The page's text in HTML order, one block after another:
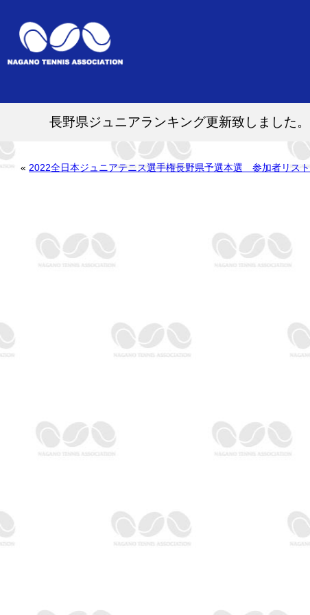
長野県ジュニアランキング更新致しました。
« 2022全日本ジュニアテニス選手権長野県予選本選 参加者リスト